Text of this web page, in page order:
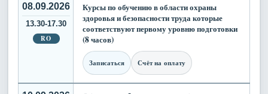
08.09.2026
13.30-17.30
RO
Курсы по обучению в области охраны
здоровья и безопасности труда которые
соответствуют первому уровню подготовки
(8 часов)
Записаться Счёт на оплату